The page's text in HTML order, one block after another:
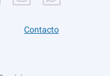
Contacto